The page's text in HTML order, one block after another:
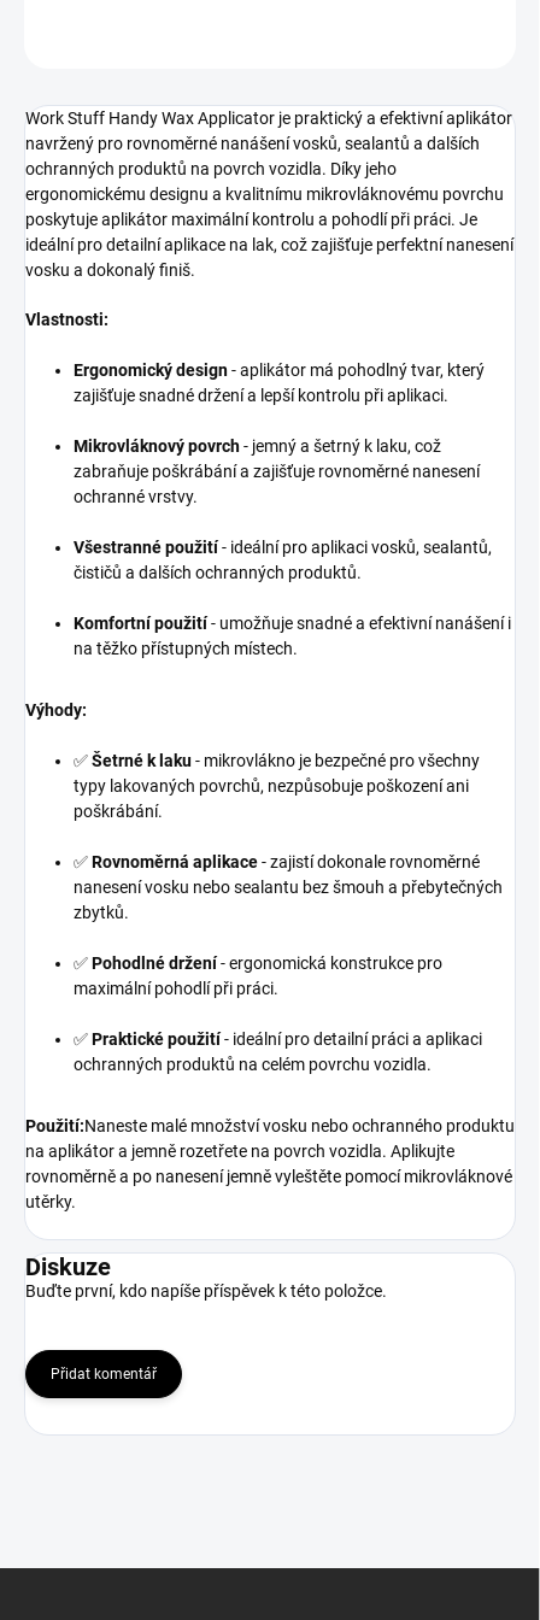
Work Stuff Handy Wax Applicator je praktický a efektivní aplikátor
navržený pro rovnoměrné nanášení vosků, sealantů a dalších
ochranných produktů na povrch vozidla. Díky jeho
ergonomickému designu a kvalitnímu mikrovláknovému povrchu
poskytuje aplikátor maximální kontrolu a pohodlí při práci. Je
ideální pro detailní aplikace na lak, což zajišťuje perfektní nanesení
vosku a dokonalý finiš.
Vlastnosti:
Ergonomický design- aplikátor má pohodlný tvar, který
zajišťuje snadné držení a lepší kontrolu při aplikaci.
Mikrovláknový povrch- jemný a šetrný k laku, což
zabraňuje poškrábání a zajišťuje rovnoměrné nanesení
ochranné vrstvy.
Všestranné použití- ideální pro aplikaci vosků, sealantů,
čističů a dalších ochranných produktů.
Komfortní použití- umožňuje snadné a efektivní nanášení i
na těžko přístupných místech.
Výhody:
✅Šetrné k laku- mikrovlákno je bezpečné pro všechny
typy lakovaných povrchů, nezpůsobuje poškození ani
poškrábání.
✅Rovnoměrná aplikace- zajistí dokonale rovnoměrné
nanesení vosku nebo sealantu bez šmouh a přebytečných
zbytků.
✅Pohodlné držení- ergonomická konstrukce pro
maximální pohodlí při práci.
✅Praktické použití- ideální pro detailní práci a aplikaci
ochranných produktů na celém povrchu vozidla.
Použití:Naneste malé množství vosku nebo ochranného produktu
na aplikátor a jemně rozetřete na povrch vozidla. Aplikujte
rovnoměrně a po nanesení jemně vyleštěte pomocí mikrovláknové
utěrky.
Diskuze
Buďte první, kdo napíše příspěvek k této položce.
Přidat komentář